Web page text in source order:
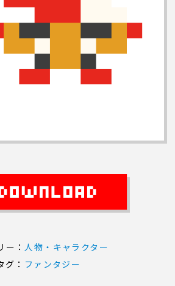
ー：人物・キャラクター
グ： ファンタジー